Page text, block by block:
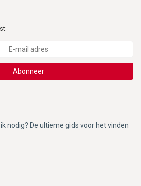
Abonneer
nodig? De ultieme gids voor het vinden